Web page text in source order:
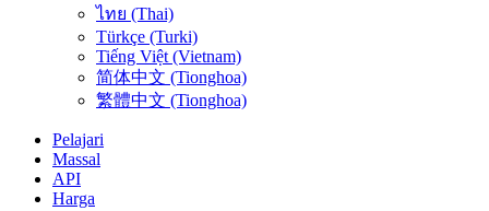
ไทย (Thai)
Türkçe (Turki)
Tiếng Việt (Vietnam)
简体中文 (Tionghoa)
繁體中文 (Tionghoa)
Pelajari
Massal
API
Harga